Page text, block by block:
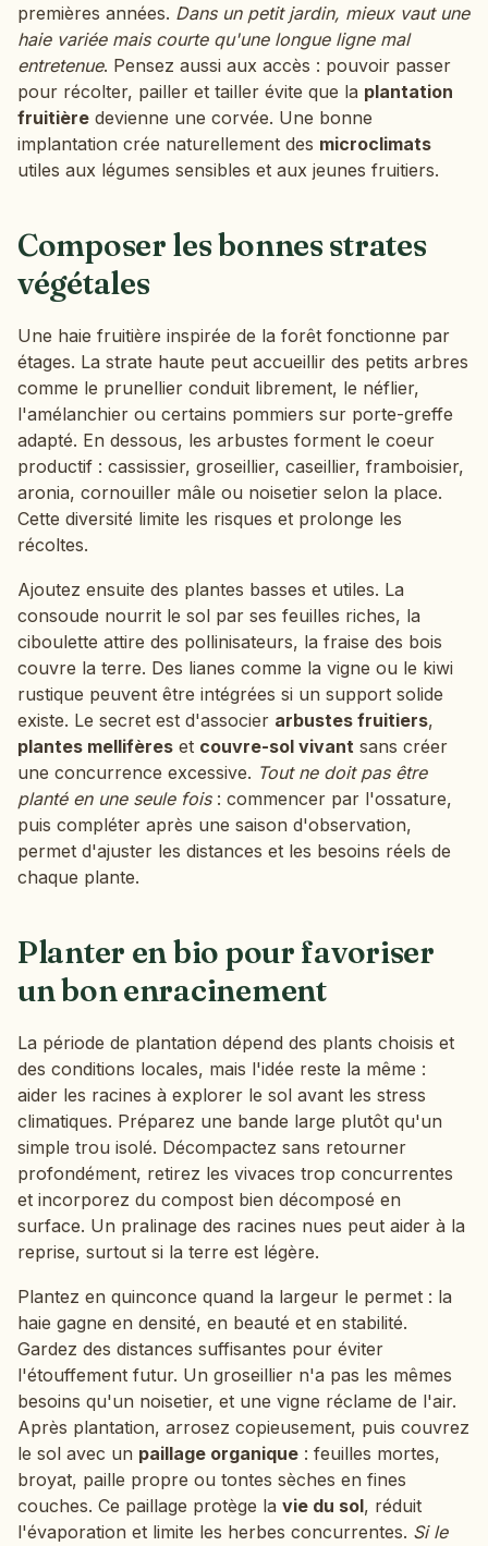
premières années. Dans un petit jardin, mieux vaut une
haie variée mais courte qu'une longue ligne mal
entretenue. Pensez aussi aux accès : pouvoir passer
pour récolter, pailler et tailler évite que la plantation
fruitière devienne une corvée. Une bonne
implantation crée naturellement des microclimats
utiles aux légumes sensibles et aux jeunes fruitiers.
Composer les bonnes strates
végétales
Une haie fruitière inspirée de la forêt fonctionne par
étages. La strate haute peut accueillir des petits arbres
comme le prunellier conduit librement, le néflier,
l'amélanchier ou certains pommiers sur porte-greffe
adapté. En dessous, les arbustes forment le coeur
productif : cassissier, groseillier, caseillier, framboisier,
aronia, cornouiller mâle ou noisetier selon la place.
Cette diversité limite les risques et prolonge les
récoltes.
Ajoutez ensuite des plantes basses et utiles. La
consoude nourrit le sol par ses feuilles riches, la
ciboulette attire des pollinisateurs, la fraise des bois
couvre la terre. Des lianes comme la vigne ou le kiwi
rustique peuvent être intégrées si un support solide
existe. Le secret est d'associer arbustes fruitiers,
plantes mellifères et couvre-sol vivant sans créer
une concurrence excessive. Tout ne doit pas être
planté en une seule fois: commencer par l'ossature,
puis compléter après une saison d'observation,
permet d'ajuster les distances et les besoins réels de
chaque plante.
Planter en bio pour favoriser
un bon enracinement
La période de plantation dépend des plants choisis et
des conditions locales, mais l'idée reste la même :
aider les racines à explorer le sol avant les stress
climatiques. Préparez une bande large plutôt qu'un
simple trou isolé. Décompactez sans retourner
profondément, retirez les vivaces trop concurrentes
et incorporez du compost bien décomposé en
surface. Un pralinage des racines nues peut aider à la
reprise, surtout si la terre est légère.
Plantez en quinconce quand la largeur le permet : la
haie gagne en densité, en beauté et en stabilité.
Gardez des distances suffisantes pour éviter
l'étouffement futur. Un groseillier n'a pas les mêmes
besoins qu'un noisetier, et une vigne réclame de l'air.
Après plantation, arrosez copieusement, puis couvrez
le sol avec un paillage organique : feuilles mortes,
broyat, paille propre ou tontes sèches en fines
couches. Ce paillage protège la vie du sol, réduit
l'évaporation et limite les herbes concurrentes. Si le